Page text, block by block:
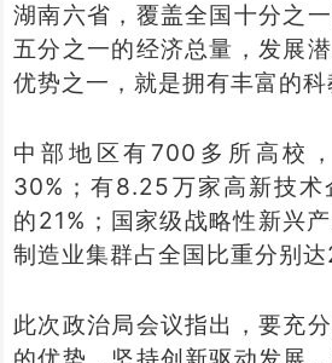
湖南六省，覆盖全国十分之
五分之一的经济总量，发展
优势之一，就是拥有丰富的科
中部地区有700多所高校
30%；有8.25万家高新技术
的21%；国家级战略性新兴
制造业集群占全国比重分别达
此次政治局会议指出，要充